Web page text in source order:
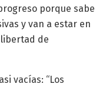
porque sabe
y van a estar en
de
vacías: “Los